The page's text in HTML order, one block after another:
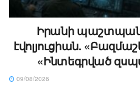
Իրանի
էվոլյուցիան.
«Ինտեգրված
09/08/2026